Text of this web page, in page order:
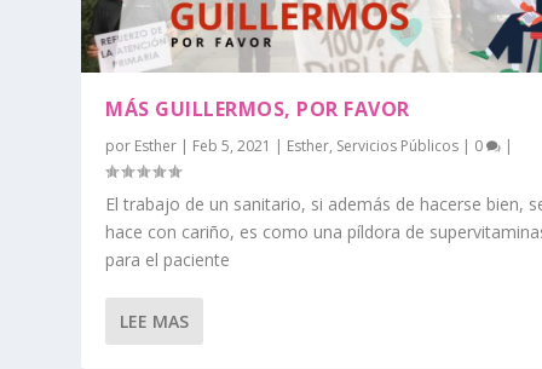
MÁS GUILLERMOS, POR FAVOR
por Esther | Feb 5, 2021 | Esther, Servicios Públicos | 0 |
El trabajo de un sanitario, si además de hacerse bien,
hace con cariño, es como una píldora de
para el paciente
LEE MAS